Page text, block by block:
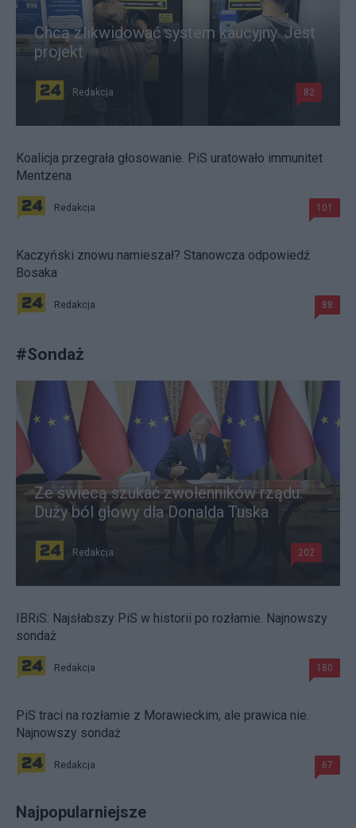
Chcą zlikwidować system kaucyjny. Jest
projekt
Redakcja 82
Koalicja przegrała głosowanie. PiS uratowało immunitet
Mentzena
Redakcja 101
Kaczyński znowu namieszał? Stanowcza odpowiedź
Bosaka
Redakcja 88
#Sondaż
Ze świecą szukać zwolenników rządu.
Duży ból głowy dla Donalda Tuska
Redakcja 202
IBRiS: Najsłabszy PiS w historii po rozłamie. Najnowszy
sondaż
Redakcja 180
PiS traci na rozłamie z Morawieckim, ale prawica nie.
Najnowszy sondaż
Redakcja 67
Najpopularniejsze